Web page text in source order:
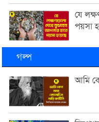
যে
পয়সা
গল্প
আমি